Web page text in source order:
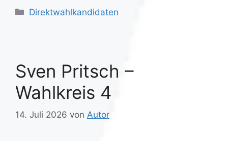
Kategorien
Direktwahlkandidaten
Sven Pritsch –
Wahlkreis 4
14. Juli 2026 von Autor